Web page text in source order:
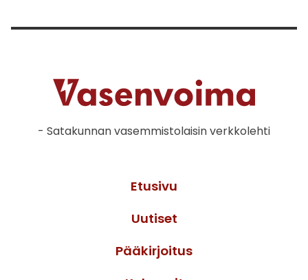
- Satakunnan vasemmistolaisin verkkolehti
Etusivu
Uutiset
Pääkirjoitus